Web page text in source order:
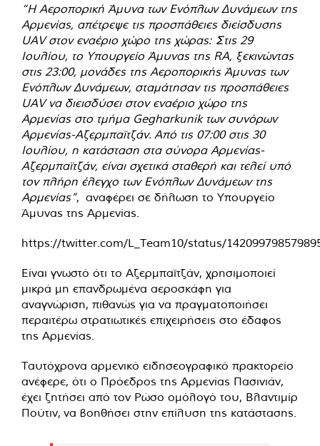
“Η Αεροπορική Άμυνα των Ενόπλων Δυνάμεων της
Αρμενίας, απέτρεψε τις προσπάθειες διείσδυσης
UAV στον εναέριο χώρο της χώρας: Στις 29
Ιουλίου, το Υπουργείο Άμυνας της RA, ξεκινώντας
στις 23:00, μονάδες της Αεροπορικής Άμυνας των
Ενόπλων Δυνάμεων, σταμάτησαν τις προσπάθειες
UAV να διεισδύσει στον εναέριο χώρο της
Αρμενίας στο τμήμα Gegharkunik των συνόρων
Αρμενίας-Αζερμπαϊτζάν. Από τις 07:00 στις 30
Ιουλίου, η κατάσταση στα σύνορα Αρμενίας-
Αζερμπαϊτζάν, είναι σχετικά σταθερή και τελεί υπό
τον πλήρη έλεγχο των Ενόπλων Δυνάμεων της
Αρμενίας”, αναφέρει σε δήλωση το Υπουργείο
Άμυνας της Αρμενίας.
https://twitter.com/L_Team10/status/
Είναι γνωστό ότι το Αζερμπαϊτζάν, χρησιμοποιεί
μικρά μη επανδρωμένα αεροσκάφη για
αναγνώριση, πιθανώς για να πραγματοποιήσει
περαιτέρω στρατιωτικές επιχειρήσεις στο έδαφος
της Αρμενίας.
Ταυτόχρονα αρμενικό ειδησεογραφικό πρακτορείο
ανέφερε, ότι ο Πρόεδρος της Αρμενίας Πασινιάν,
έχει ζητήσει από τον Ρώσο ομόλογό του, Βλαντιμίρ
Πούτιν, να βοηθήσει στην επίλυση της κατάστασης.